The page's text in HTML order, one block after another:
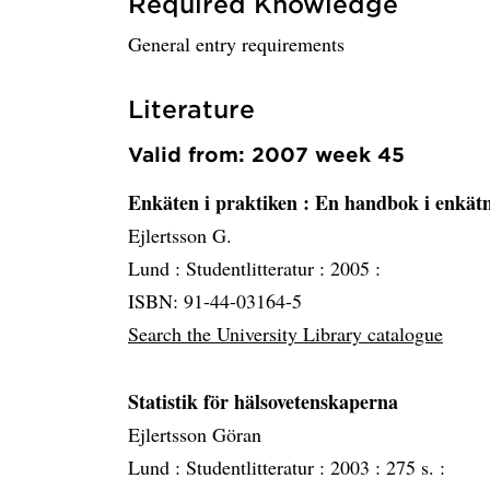
General entry requirements
Literature
Valid from: 2007 week 45
Enkäten i praktiken : En handbok i
Ejlertsson G.
Lund : Studentlitteratur : 2005 :
ISBN: 91-44-03164-5
Search the University Library catalogue
Statistik för hälsovetenskaperna
Ejlertsson Göran
Lund : Studentlitteratur : 2003 : 275 s. :